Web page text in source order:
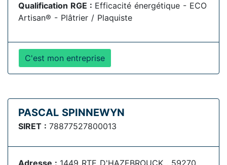
Qualification RGE : Efficacité énergétique - ECO
Artisan® - Plâtrier / Plaquiste
C'est mon entreprise
PASCAL SPINNEWYN
SIRET : 78877527800013
Adresse : 1449 RTE D'HAZEBROUCK , 59270